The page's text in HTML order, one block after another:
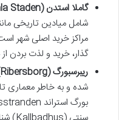
گاملا استدن (Gamla Staden):
شامل میادین تاریخی
مراکز خرید اصلی شهر
گذار، خرید و لذت
ریبرسبورگ (Ribersborg):
شده و به خاطر معماری